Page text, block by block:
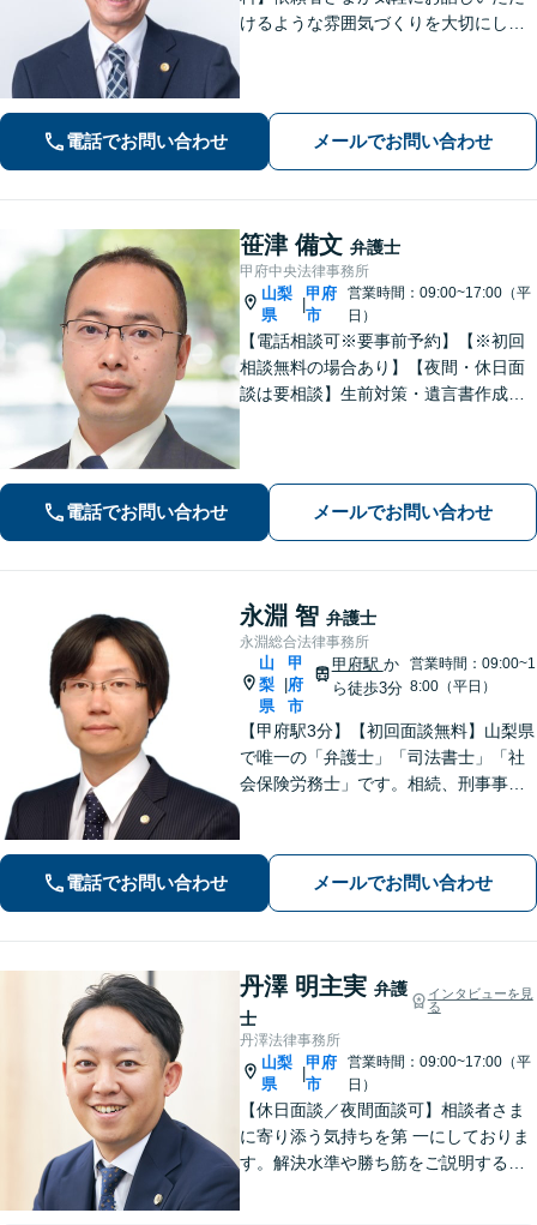
けるような雰囲気づくりを大切にして
い。【電話・メール・WEB相談可】
電話でお問い合わせ メールでお問い合わせ
笹津 備文 弁護士
甲府中央法律事務所
山梨
県
|
甲府
市
営業時間：09:00~17:00（平
日）
【電話相談可※要事前予約】【※初回
相談無料の場合あり】【夜間・休日面
談は要相談】生前対策・遺言書作成は
示談交渉【法テラス相談利用可※事件
電話でお問い合わせ メールでお問い合わせ
永淵 智 弁護士
永淵総合法律事務所
山
梨
県
甲
府
市
甲府駅 か
ら徒歩3分
営業時間：09:00~1
8:00（平日）
【甲府駅3分】【初回面談無料】山梨県
で唯一の「弁護士」「司法書士」「社
会保険労務士」です。相続、刑事事
し、最善の解決策をご提案いたしま
す。【休日・夜間面談可】【オンライ
ン面談可】
電話でお問い合わせ メールでお問い合わせ
丹澤 明主実 弁護
士
インタビューを見
る
丹澤法律事務所
山梨
県
|
甲府
市
営業時間：09:00~17:00（平
日）
【休日面談／夜間面談可】相談者さま
に寄り添う気持ちを第 一にしておりま
す。解決水準や勝ち筋をご説明する際